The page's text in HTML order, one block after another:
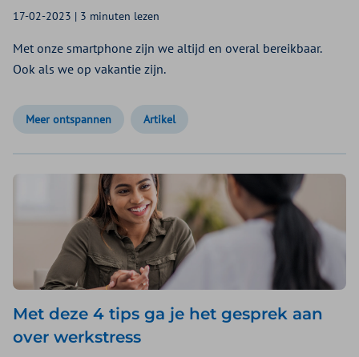
17-02-2023 | 3 minuten lezen
Met onze smartphone zijn we altijd en overal bereikbaar.
Ook als we op vakantie zijn.
Meer ontspannen Artikel
Met deze 4 tips ga je het gesprek aan
over werkstress